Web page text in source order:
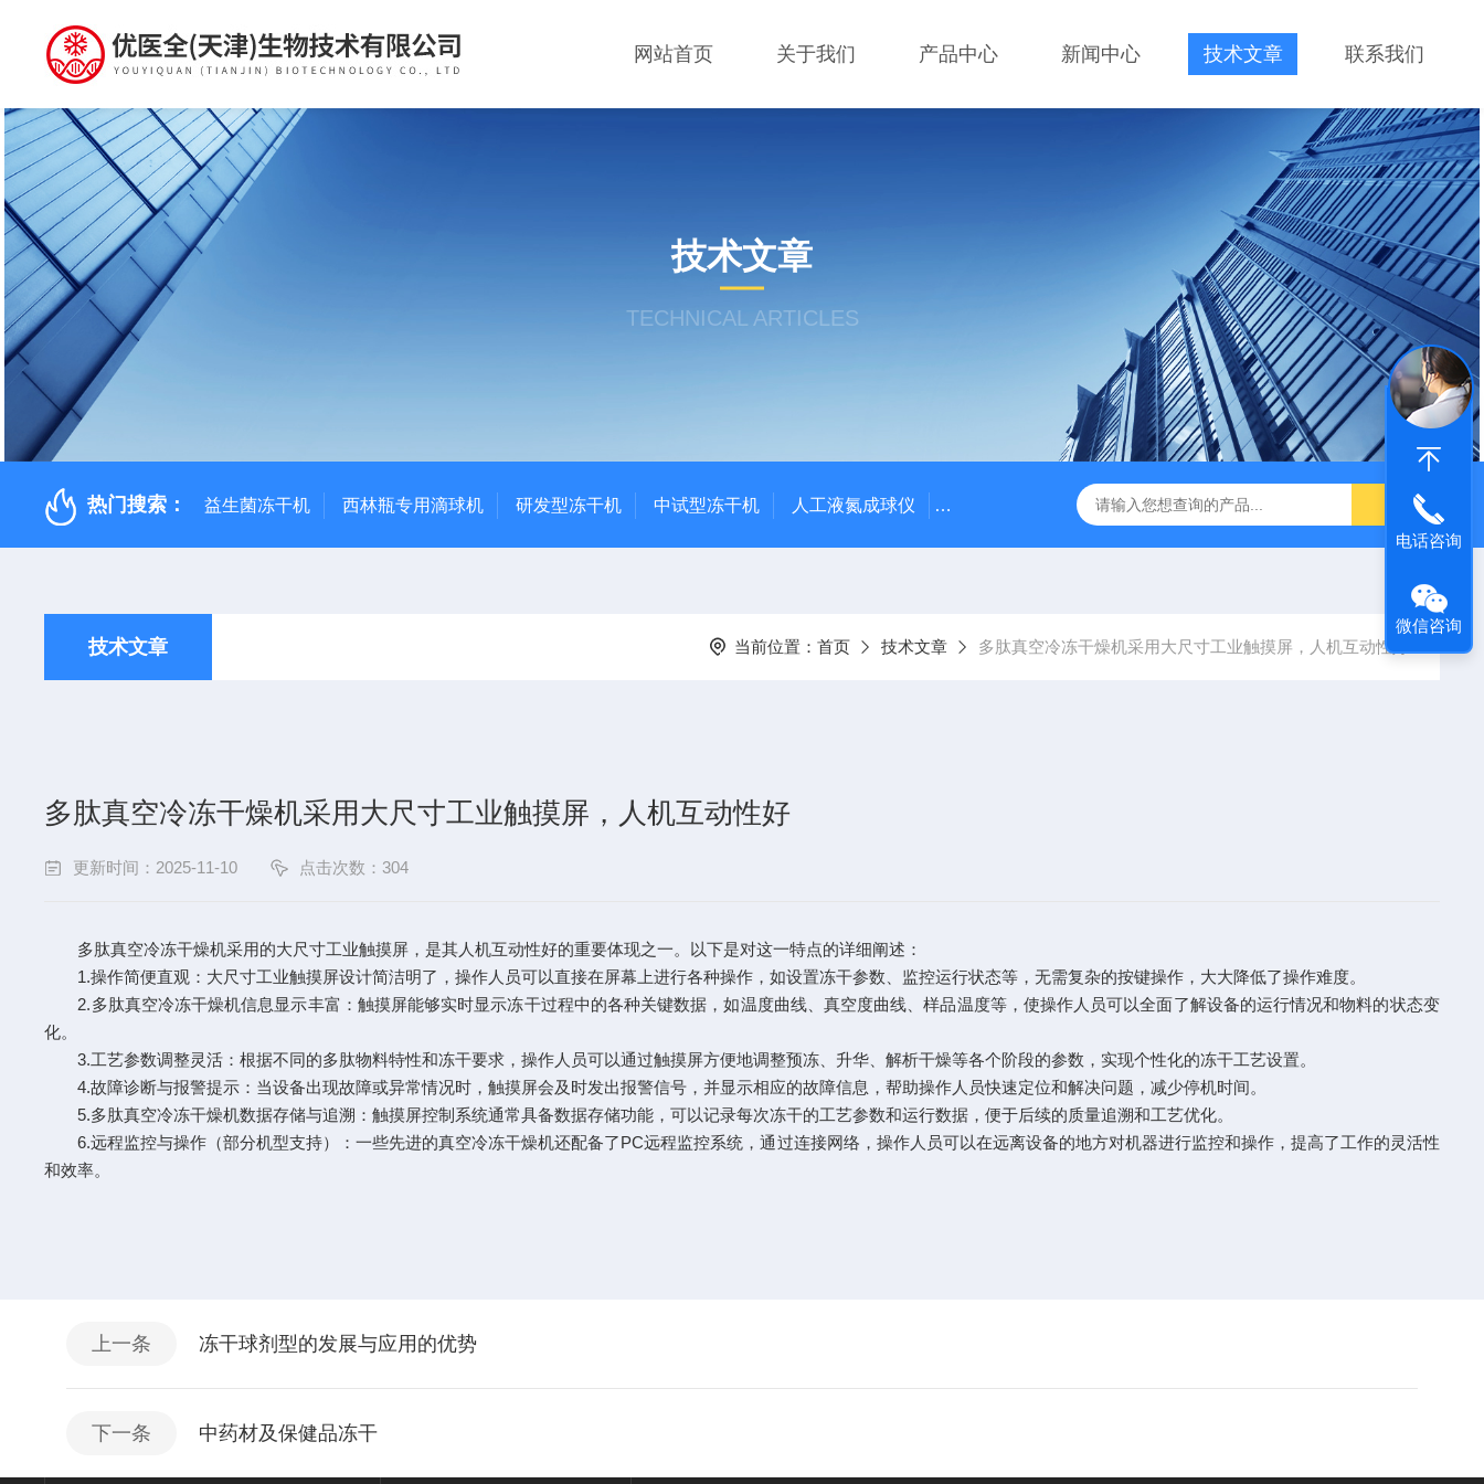
网站首页 关于我们 产品中心 新闻中心 技术文章 联系我们
技术文章
TECHNICAL ARTICLES
热门搜索： 益生菌冻干机 西林瓶专用滴球机 研发型冻干机 中试型冻干机 人工液氮成球仪 LYO外泌体冻干机 中试型双通道 落地式滴球机 冻干专用保护
技术文章 当前位置： 首页 技术文章 多肽真空冷冻干燥机采用大尺寸工业触摸屏，人机互动性好
多肽真空冷冻干燥机采用大尺寸工业触摸屏，人机互动性好
更新时间：2025-11-10 点击次数：304
多肽真空冷冻干燥机采用的大尺寸工业触摸屏，是其人机互动性好的重要体现之一。以下是对这一特点的详细阐述：
1.操作简便直观：大尺寸工业触摸屏设计简洁明了，操作人员可以直接在屏幕上进行各种操作，如设置冻干参数、监控运行状态等，无需复杂的按键操作，大大降低了操作难度。
2.多肽真空冷冻干燥机信息显示丰富：触摸屏能够实时显示冻干过程中的各种关键数据，如温度曲线、真空度曲线、样品温度等，使操作人员可以全面了解设备的运行情况和物料的状态变
化。
3.工艺参数调整灵活：根据不同的多肽物料特性和冻干要求，操作人员可以通过触摸屏方便地调整预冻、升华、解析干燥等各个阶段的参数，实现个性化的冻干工艺设置。
4.故障诊断与报警提示：当设备出现故障或异常情况时，触摸屏会及时发出报警信号，并显示相应的故障信息，帮助操作人员快速定位和解决问题，减少停机时间。
5.多肽真空冷冻干燥机数据存储与追溯：触摸屏控制系统通常具备数据存储功能，可以记录每次冻干的工艺参数和运行数据，便于后续的质量追溯和工艺优化。
6.远程监控与操作（部分机型支持）：一些先进的真空冷冻干燥机还配备了PC远程监控系统，通过连接网络，操作人员可以在远离设备的地方对机器进行监控和操作，提高了工作的灵活性
和效率。
上一条 冻干球剂型的发展与应用的优势
下一条 中药材及保健品冻干
电话咨询
微信咨询